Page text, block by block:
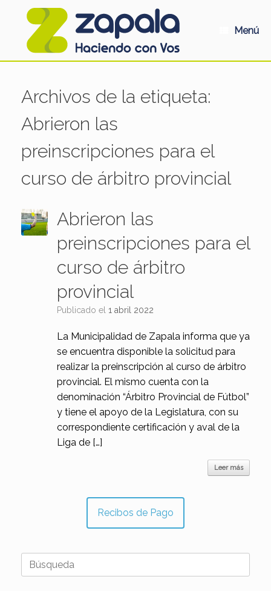
Menú
Archivos de la etiqueta:
Abrieron las
preinscripciones para el
curso de árbitro provincial
Abrieron las
preinscripciones para el
curso de árbitro
provincial
Publicado el 1 abril 2022
La Municipalidad de Zapala informa que ya
se encuentra disponible la solicitud para
realizar la preinscripción al curso de árbitro
provincial. El mismo cuenta con la
denominación “Árbitro Provincial de Fútbol”
y tiene el apoyo de la Legislatura, con su
correspondiente certificación y aval de la
Liga de […]
Leer más
Recibos de Pago
Buscar: